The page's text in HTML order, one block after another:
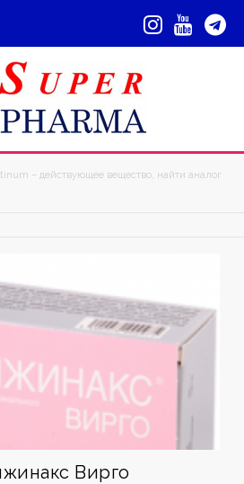
– действующее вещество, найти аналог
Вирго